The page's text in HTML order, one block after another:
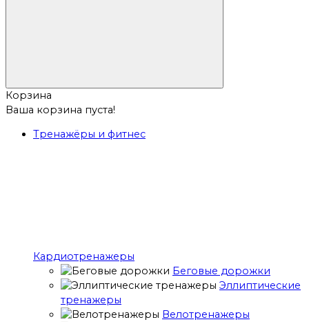
Корзина
Ваша корзина пуста!
Тренажёры и фитнес
Кардиотренажеры
Беговые дорожки
Эллиптические
тренажеры
Велотренажеры